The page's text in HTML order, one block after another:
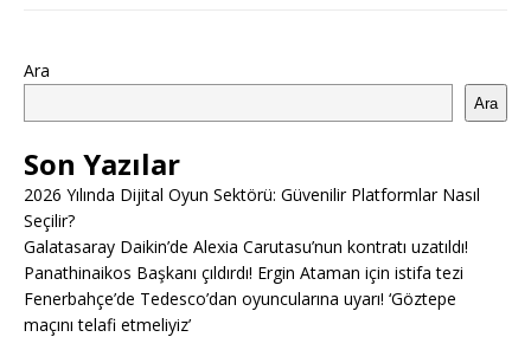
Ara
Ara
Son Yazılar
2026 Yılında Dijital Oyun Sektörü: Güvenilir Platformlar Nasıl
Seçilir?
Galatasaray Daikin’de Alexia Carutasu’nun kontratı uzatıldı!
Panathinaikos Başkanı çıldırdı! Ergin Ataman için istifa tezi
Fenerbahçe’de Tedesco’dan oyuncularına uyarı! ‘Göztepe
maçını telafi etmeliyiz’